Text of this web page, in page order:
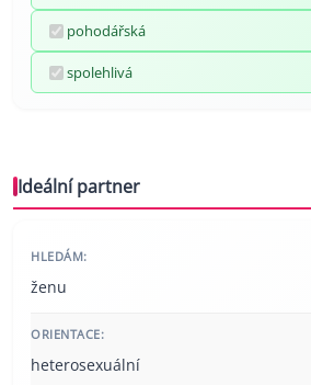
pohodářská
spolehlivá
Ideální partner
HLEDÁM:
ženu
ORIENTACE:
heterosexuální